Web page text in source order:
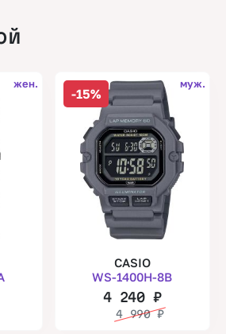
жен.
-15%
муж.
CASIO
WS-1400H-8B
4 240₽
4 990₽